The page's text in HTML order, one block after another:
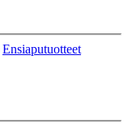
Ensiaputuotteet